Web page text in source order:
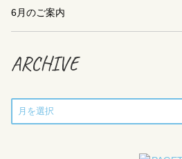
6月のご案内
ARCHIVE